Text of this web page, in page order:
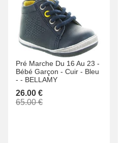
Pré Marche Du 16 Au 23 -
Bébé Garçon - Cuir - Bleu
- - BELLAMY
26.00 €
65.00 €